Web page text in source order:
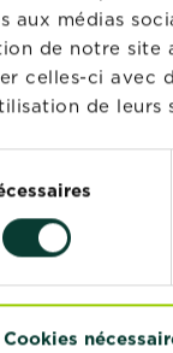
aux médias
de notre site
celles-ci avec
de leurs
Cookies